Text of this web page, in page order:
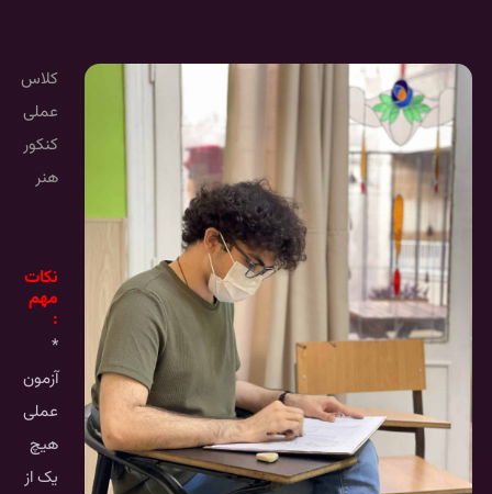
کلاس
عملی
کنکور
هنر
نکات
مهم
:
*
آزمون
عملی
هیچ
یک از